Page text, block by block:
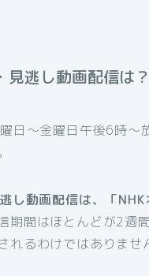
見逃し動画配信は？
日〜金曜日午後6時〜
し動画配信は、「
期間はほとんどが2週
るわけではありませ